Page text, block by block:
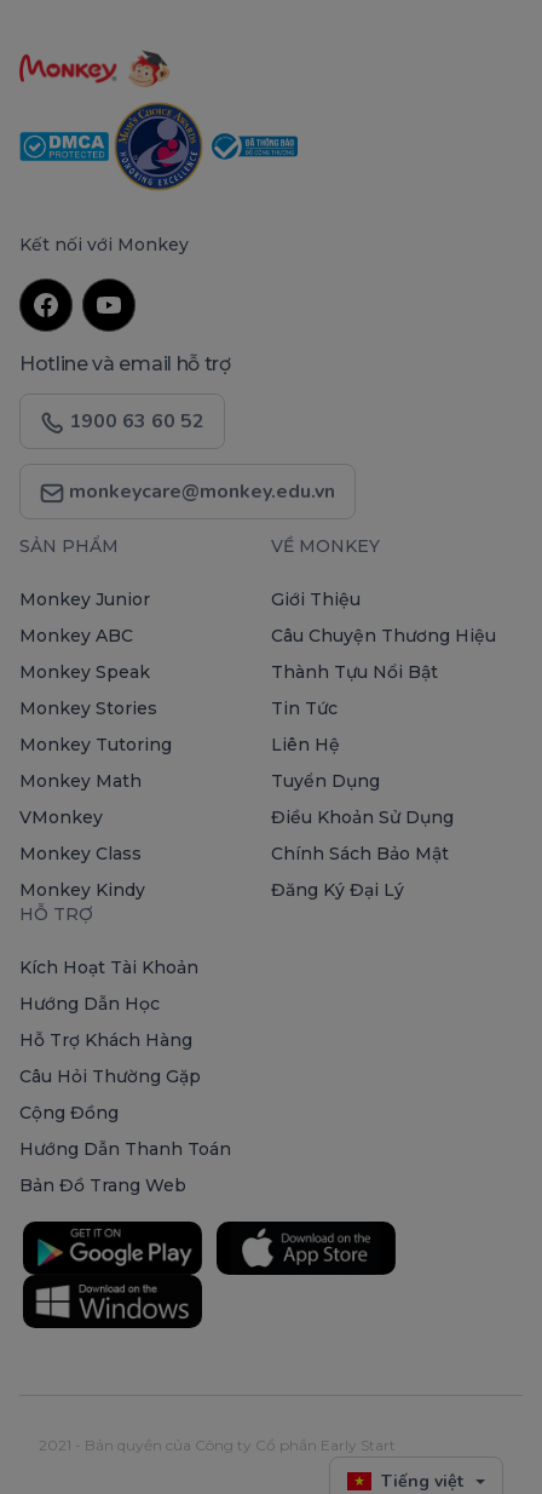
Kết nối với Monkey
Hotline và email hỗ trợ
1900 63 60 52
monkeycare@monkey.edu.vn
SẢN PHẨM
Monkey Junior
Monkey ABC
Monkey Speak
Monkey Stories
Monkey Tutoring
Monkey Math
VMonkey
Monkey Class
Monkey Kindy
VỀ MONKEY
Giới Thiệu
Câu Chuyện Thương Hiệu
Thành Tựu Nổi Bật
Tin Tức
Liên Hệ
Tuyển Dụng
Điều Khoản Sử Dụng
Chính Sách Bảo Mật
Đăng Ký Đại Lý
HỖ TRỢ
Kích Hoạt Tài Khoản
Hướng Dẫn Học
Hỗ Trợ Khách Hàng
Câu Hỏi Thường Gặp
Cộng Đồng
Hướng Dẫn Thanh Toán
Bản Đồ Trang Web
2021 - Bản quyền của Công ty Cổ phần Early Start
Tiếng việt